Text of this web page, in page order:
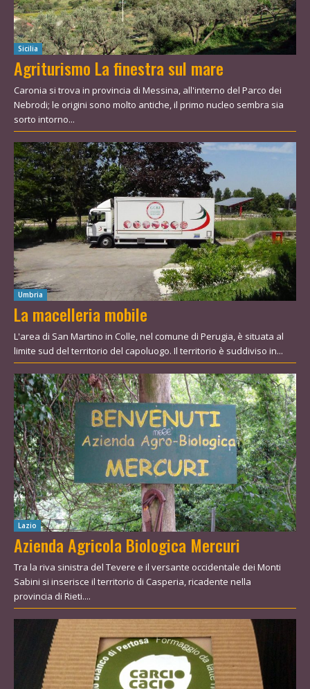
Sicilia
Agriturismo La finestra sul mare
Caronia si trova in provincia di Messina, all'interno del Parco dei
Nebrodi; le origini sono molto antiche, il primo nucleo sembra sia
sorto intorno...
Umbria
La macelleria mobile
L'area di San Martino in Colle, nel comune di Perugia, è situata al
limite sud del territorio del capoluogo. Il territorio è suddiviso in...
Lazio
Azienda Agricola Biologica Mercuri
Tra la riva sinistra del Tevere e il versante occidentale dei Monti
Sabini si inserisce il territorio di Casperia, ricadente nella
provincia di Rieti....